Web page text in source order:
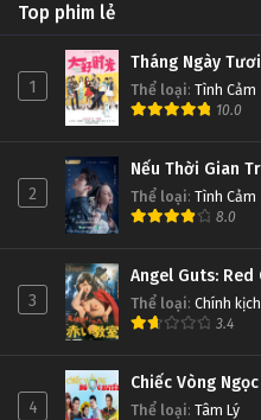
Top phim lẻ
1
Tháng Ngày
Thể loại: Tình Cảm
10.0
2
Nếu Thời Gian
Thể loại: Tình Cảm
8.0
3
Angel Guts: Red
Thể loại: Chính kịch
3.4
4
Chiếc Vòng
Thể loại: Tâm Lý